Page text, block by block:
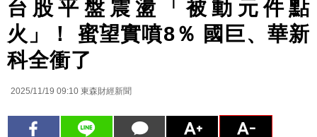
台股平盤震盪「被動元件點
火」！ 蜜望實噴8％ 國巨、華新
科全衝了
2025/11/19 09:10 東森財經新聞